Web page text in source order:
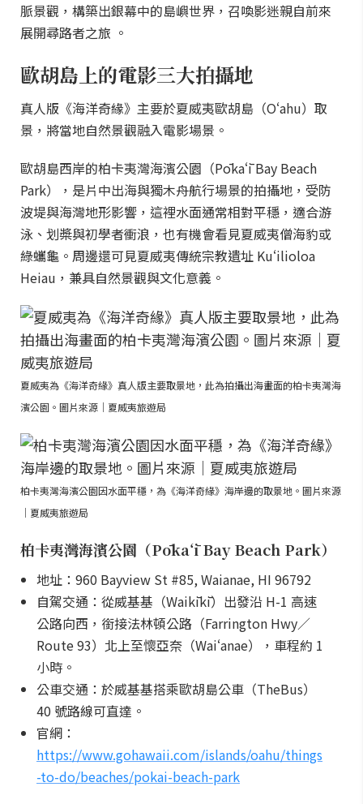
脈景觀，構築出銀幕中的島嶼世界，召喚影迷親自前來
展開尋路者之旅 。
歐胡島上的電影三大拍攝地
真人版《海洋奇緣》主要於夏威夷歐胡島（Oʻahu）取
景，將當地自然景觀融入電影場景。
歐胡島西岸的柏卡夷灣海濱公園（Pōkaʻī Bay Beach
Park），是片中出海與獨木舟航行場景的拍攝地，受防
波堤與海灣地形影響，這裡水面通常相對平穩，適合游
泳、划槳與初學者衝浪，也有機會看見夏威夷僧海豹或
綠蠵龜。周邊還可見夏威夷傳統宗教遺址 Kuʻilioloa
Heiau，兼具自然景觀與文化意義。
夏威夷為《海洋奇緣》真人版主要取景地，此為拍攝出海畫面的柏卡夷灣海
濱公園。圖片來源｜夏威夷旅遊局
柏卡夷灣海濱公園因水面平穩，為《海洋奇緣》海岸邊的取景地。圖片來源
｜夏威夷旅遊局
柏卡夷灣海濱公園（Pōkaʻī Bay Beach Park）
地址：960 Bayview St #85, Waianae, HI 96792
自駕交通：從威基基（Waikīkī）出發沿 H-1 高速
公路向西，銜接法林頓公路（Farrington Hwy／
Route 93）北上至懷亞奈（Waiʻanae），車程約 1
小時。
公車交通：於威基基搭乘歐胡島公車（TheBus）
40 號路線可直達。
官網：
https://www.gohawaii.com/islands/oahu/things
-to-do/beaches/pokai-beach-park